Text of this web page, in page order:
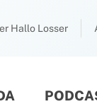
Hallo Losser